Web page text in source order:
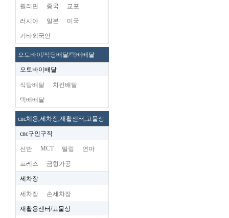
필리핀 중국 교포
러시아 일본 미국
기타외국인
오토바이/식당배달/택배배달
오토바이배달
식당배달 치킨배달
택배배달
cnc체용,세차장,재활센터,고물상
cnc구인구직
선반 MCT 밀링 연마
프레스 금형가공
세차장
세차장 손세차장
재활용센터/고물상